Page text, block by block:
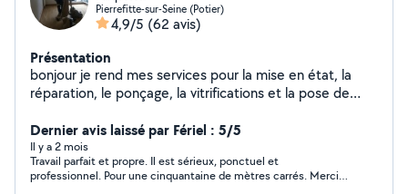
Pierrefitte-sur-Seine (Potier)
4,9/5 (62 avis)
Présentation
bonjour je rend mes services pour la mise en état, la
réparation, le ponçage, la vitrifications et la pose de
pour la pose. je réalise des baux travaux, professionnel,
propres et soignés, je peut aussi vous aider a réaliser
vos autres travaux, comme la peinture, pose moquette,
lino, pvc ...ex cordialement
Dernier avis laissé par Fériel : 5/5
Il y a 2 mois
Travail parfait et propre. Il est sérieux, ponctuel et
professionnel. Pour une cinquantaine de mètres carrés. Merci